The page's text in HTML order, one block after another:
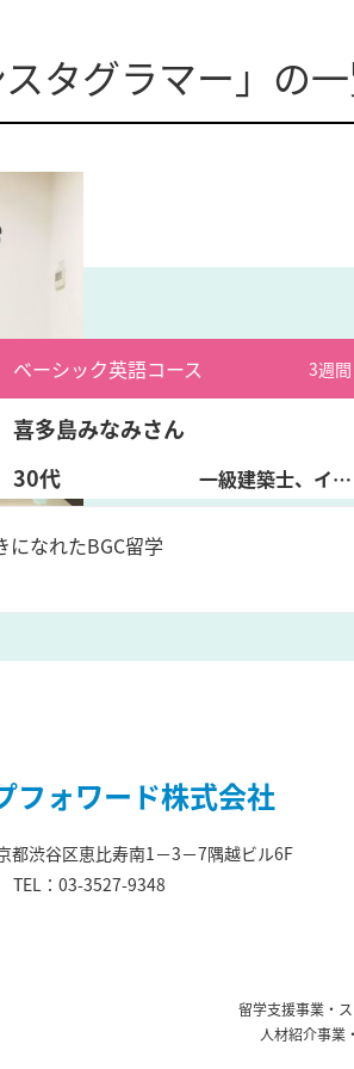
タグラマー」の
ベーシック英語コース 3週間
喜多島みなみさん
30代
一級建築士、インスタグラマー
になれたBGC留学
フォワード株式会社
都渋谷区恵比寿南1－3－7隅越ビル6F
TEL：03-3527-9348
留学支援事業・
人材紹介事業